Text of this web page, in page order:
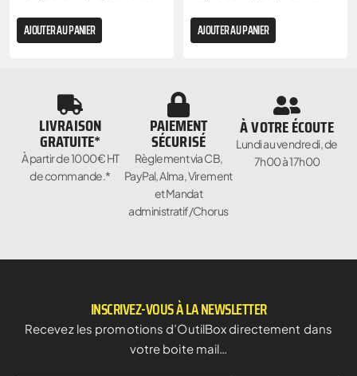
AJOUTER AU PANIER AJOUTER AU PANIER
LIVRAISON
GRATUITE*
À partir de 1000€ HT
de commande.*
PAIEMENT
SÉCURISÉ
Règlement via CB,
PayPal, Alma, Virement
et Mandat
administratif/Chorus
À VOTRE ÉCOUTE
Lundi au vendredi, de
7h00 à 17h00
INSCRIVEZ-VOUS À LA NEWSLETTER
Recevez les promotions d’OutilBox directement dans
votre boite mail…